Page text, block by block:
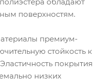
поверхностям.
премиум-
стойкость к
покрытия
низких